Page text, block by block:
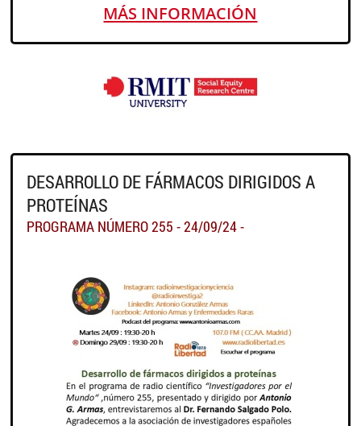
MÁS INFORMACIÓN
DESARROLLO DE FÁRMACOS DIRIGIDOS A
PROTEÍNAS
PROGRAMA NÚMERO 255 - 24/09/24 -